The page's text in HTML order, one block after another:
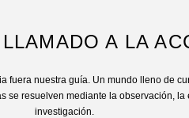
A LA
fuera nuestra guía. Un mundo lleno de
se resuelven mediante la observación, la
investigación.